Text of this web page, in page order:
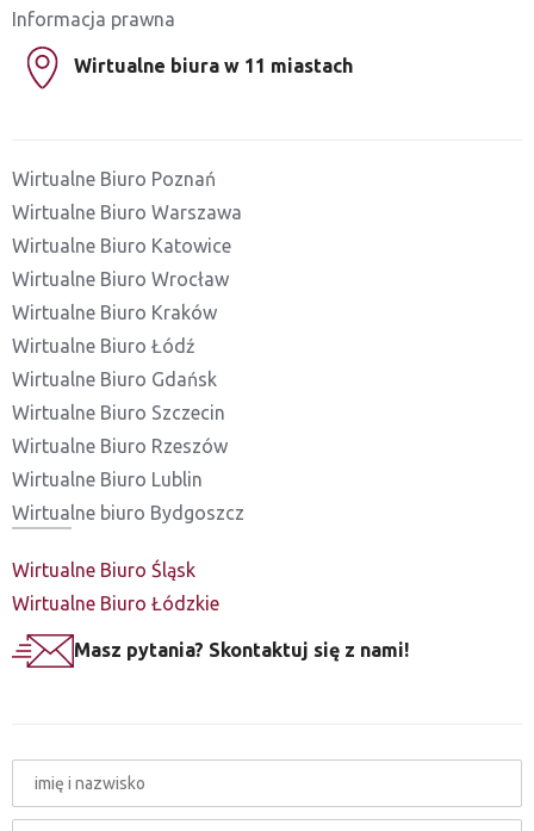
Informacja prawna
Wirtualne biura w 11 miastach
Wirtualne Biuro Poznań
Wirtualne Biuro Warszawa
Wirtualne Biuro Katowice
Wirtualne Biuro Wrocław
Wirtualne Biuro Kraków
Wirtualne Biuro Łódź
Wirtualne Biuro Gdańsk
Wirtualne Biuro Szczecin
Wirtualne Biuro Rzeszów
Wirtualne Biuro Lublin
Wirtualne biuro Bydgoszcz
Wirtualne Biuro Śląsk
Wirtualne Biuro Łódzkie
Masz pytania? Skontaktuj się z nami!